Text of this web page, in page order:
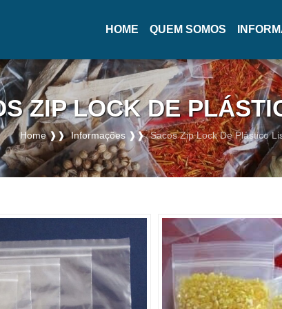
HOME
(CURRENT)
QUEM SOMOS
ZIP LOCK DE
Home ❱❱ Informações ❱❱ Sacos Zip Lock De Plástico